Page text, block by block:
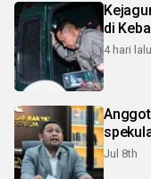
di
4 hari lalu
Jul 8th